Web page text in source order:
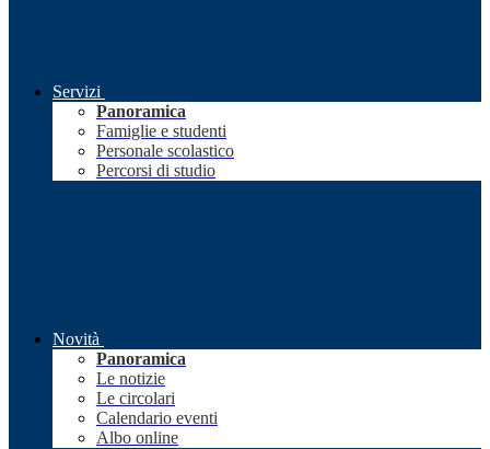
Servizi
Panoramica
Famiglie e studenti
Personale scolastico
Percorsi di studio
Novità
Panoramica
Le notizie
Le circolari
Calendario eventi
Albo online